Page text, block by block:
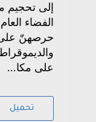
إلى تحجيم
الفضاء
حرصهنّ على
على مكا...
تحميل